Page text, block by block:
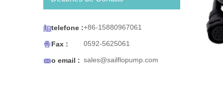
sistema de água engarrafada
água e gelo para
café expresso e pias portáteis
telefone :+86-15880967061
Fax : 0592-5625061
o email : sales@sailflopump.com